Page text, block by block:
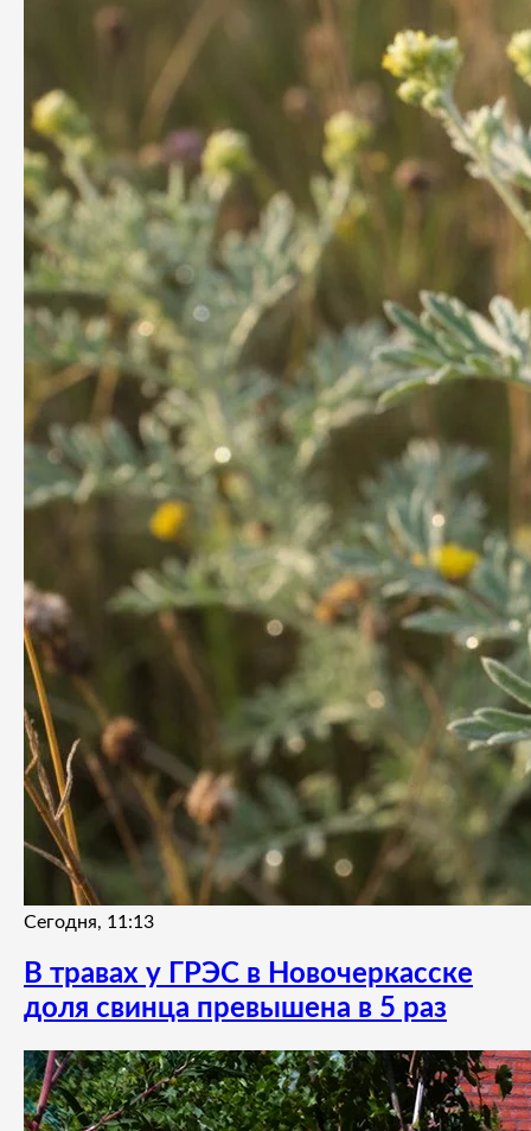
Сегодня, 11:13
В травах у ГРЭС в Новочеркасске
доля свинца превышена в 5 раз